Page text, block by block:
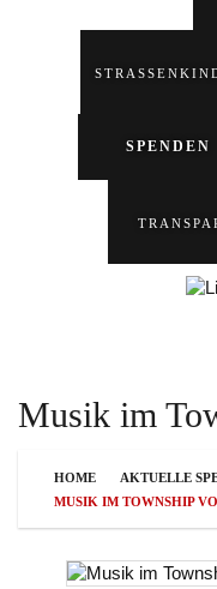
SPENDEN
Musik im
HOME
AKTUELLE
MUSIK IM TOWNSHIP